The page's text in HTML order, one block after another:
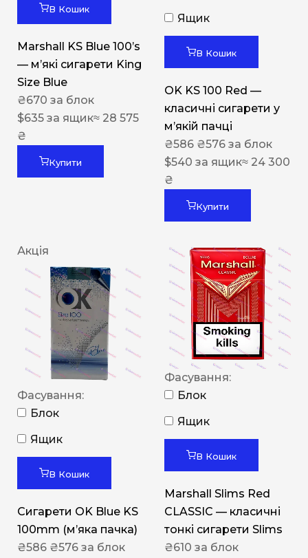
В Кошик
Marshall KS Blue 100’s
— м’які сигарети King
Size Blue
₴670 за блок
$635 за ящик≈ 28 575
₴
Купити
Ящик
В Кошик
OK KS 100 Red —
класичні сигарети у
м’якій пачці
₴586 ₴576 за блок
$540 за ящик≈ 24 300
₴
Купити
Акція
Фасування:
Блок
Ящик
В Кошик
Сигарети OK Blue KS
100mm (м’яка пачка)
₴586 ₴576 за блок
Фасування:
Блок
Ящик
В Кошик
Marshall Slims Red
CLASSIC — класичні
тонкі сигарети Slims
₴610 за блок